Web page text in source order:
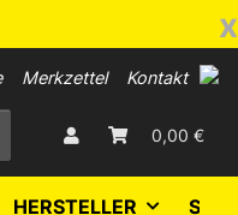
x
Merkzettel Kontakt
0,00 €
HERSTELLER SALE